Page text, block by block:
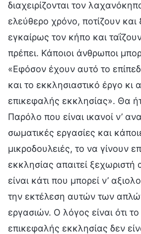
διαχειρίζονται τον
ελεύθερο χρόνο, ποτίζουν και
εγκαίρως τον κήπο και
πρέπει. Κάποιοι άνθρωποι
«Εφόσον έχουν αυτό το
και το εκκλησιαστικό έργο κι
επικεφαλής εκκλησίας». Θα
Παρόλο που είναι ικανοί ν’
σωματικές εργασίες και
μικροδουλειές, το να γίνουν
εκκλησίας απαιτεί ξεχωριστή
είναι κάτι που μπορεί ν’
την εκτέλεση αυτών των
εργασιών. Ο λόγος είναι ότι
επικεφαλής εκκλησίας δεν